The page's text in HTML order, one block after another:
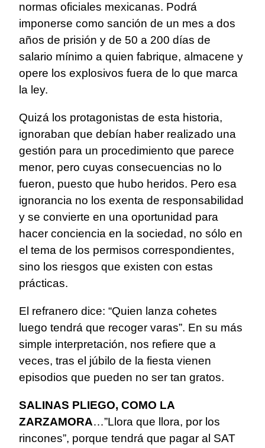
normas oficiales mexicanas. Podrá
imponerse como sanción de un mes a dos
años de prisión y de 50 a 200 días de
salario mínimo a quien fabrique, almacene y
opere los explosivos fuera de lo que marca
la ley.
Quizá los protagonistas de esta historia,
ignoraban que debían haber realizado una
gestión para un procedimiento que parece
menor, pero cuyas consecuencias no lo
fueron, puesto que hubo heridos. Pero esa
ignorancia no los exenta de responsabilidad
y se convierte en una oportunidad para
hacer conciencia en la sociedad, no sólo en
el tema de los permisos correspondientes,
sino los riesgos que existen con estas
prácticas.
El refranero dice: “Quien lanza cohetes
luego tendrá que recoger varas”. En su más
simple interpretación, nos refiere que a
veces, tras el júbilo de la fiesta vienen
episodios que pueden no ser tan gratos.
SALINAS PLIEGO, COMO LA
ZARZAMORA…”Llora que llora, por los
rincones”, porque tendrá que pagar al SAT